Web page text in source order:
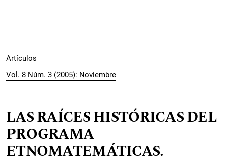
Artículos
Vol. 8 Núm. 3 (2005): Noviembre
LAS RAÍCES HISTÓRICAS DEL
PROGRAMA
ETNOMATEMÁTICAS.